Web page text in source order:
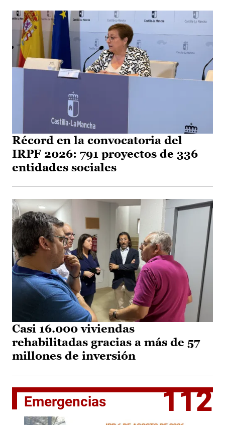
Récord en la convocatoria del
IRPF 2026: 791 proyectos de 336
entidades sociales
Casi 16.000 viviendas
rehabilitadas gracias a más de 57
millones de inversión
Emergencias 112